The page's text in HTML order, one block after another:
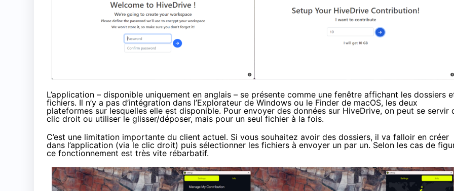
L’application – disponible uniquement en anglais – se présente comme une fenêtre affichant les dossiers
fichiers. Il n’y a pas d’intégration dans l’Explorateur de Windows ou le Finder de macOS, les deux
plateformes sur lesquelles elle est disponible. Pour envoyer des données sur HiveDrive, on peut se servir
clic droit ou utiliser le glisser/déposer, mais pour un seul fichier à la fois.
C’est une limitation importante du client actuel. Si vous souhaitez avoir des dossiers, il va falloir en créer
dans l’application (via le clic droit) puis sélectionner les fichiers à envoyer un par un. Selon les cas de
ce fonctionnement est très vite rébarbatif.